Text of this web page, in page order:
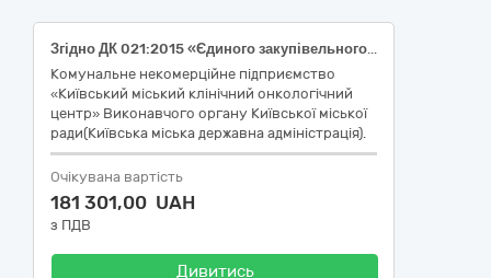
Згідно ДК 021:2015 «Єдиного закупівельного словника» за кодом 33600000-6 «Фармацевтична продукція» (33690000-3 «Лікарські засоби різні» - 33694000-1 «Діагностичні засоби»: МНН - Індоціанін зелений (Indocyanine green)).
Комунальне некомерційне підприємство
«Київський міський клінічний онкологічний
центр» Виконавчого органу Київської міської
ради(Київська міська державна адміністрація).
Очікувана вартість
181 301,00 UAH
з ПДВ
Дивитись